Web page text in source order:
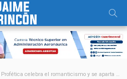
celebra el romanticismo y se aparta de las malas noticias en nuevo álbum